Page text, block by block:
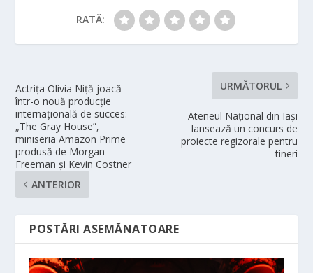
RATĂ:
Actrița Olivia Niță joacă
într-o nouă producție
internațională de succes:
„The Gray House”,
miniseria Amazon Prime
produsă de Morgan
Freeman și Kevin Costner
ANTERIOR
URMĂTORUL
Ateneul Național din Iași
lansează un concurs de
proiecte regizorale pentru
tineri
POSTĂRI ASEMĂNATOARE